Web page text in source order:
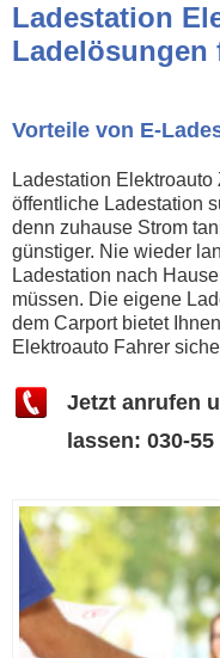
Ladestation
Ladelösungen
Vorteile von E-
Ladestation
öffentliche Ladestation
denn zuhause Strom
günstiger. Nie wieder
Ladestation nach
müssen. Die eigene
dem Carport bietet
Elektroauto Fahrer
Jetzt anrufen
lassen: 030-55